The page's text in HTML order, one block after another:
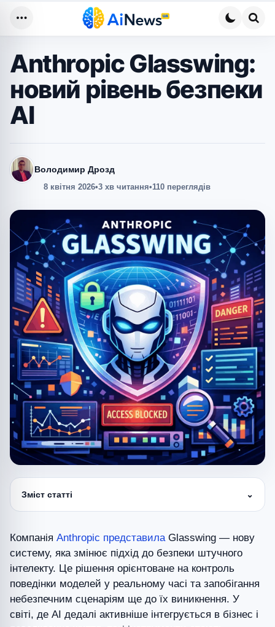
Anthropic Glasswing:
новий рівень безпеки
AI
Володимир Дрозд
8 квітня 2026•3 хв читання•110 переглядів
Зміст статті ⌄
Компанія Anthropic представилаGlasswing — нову
систему, яка змінює підхід до безпеки штучного
інтелекту. Це рішення орієнтоване на контроль
поведінки моделей у реальному часі та запобігання
небезпечним сценаріям ще до їх виникнення. У
світі, де AI дедалі активніше інтегрується в бізнес і